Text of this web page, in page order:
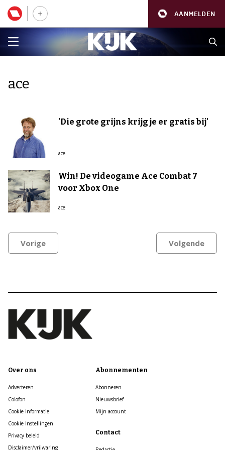
AANMELDEN
ace
'Die grote grijns krijg je er gratis bij'
ace
Win! De videogame Ace Combat 7
voor Xbox One
ace
Vorige Volgende
Over ons
Adverteren
Colofon
Cookie informatie
Cookie Instellingen
Privacy beleid
Disclaimer/vrijwaring
Abonnementen
Abonneren
Nieuwsbrief
Mijn account
Contact